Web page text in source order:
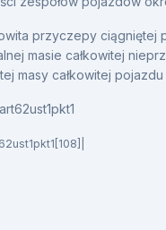
przyczepy
masie całkowitej
masy całkowitej